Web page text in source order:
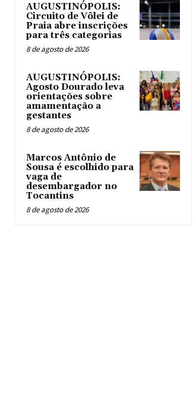
AUGUSTINÓPOLIS:
Circuito de Vôlei de
Praia abre inscrições
para três categorias
8 de agosto de 2026
AUGUSTINÓPOLIS:
Agosto Dourado leva
orientações sobre
amamentação a
gestantes
8 de agosto de 2026
Marcos Antônio de
Sousa é escolhido para
vaga de
desembargador no
Tocantins
8 de agosto de 2026